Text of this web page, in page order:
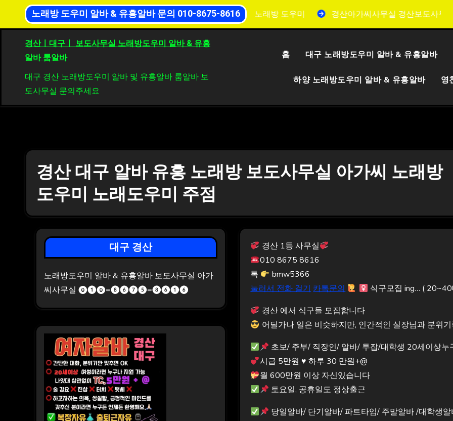
노래방 도우미 알바 & 유흥알바 문의 010-8675-8616
가씨 보도사무실 유흥알바 경산 알바 아가씨 사무실 유흥 노래방 도우미 경산아가씨사무실 경산보도사무실 유흥
경산ㅣ대구ㅣ 보도사무실 노래방도우미 알바 & 유흥
알바 룸알바
대구 경산 노래방도우미 알바 및 유흥알바 룸알바 보
도사무실 문의주세요
홈 대구 노래방도우미 알바 & 유흥알바
하양 노래방도우미 알바 & 유흥알바 영
경산 대구 알바 유흥 노래방 보도사무실 아가씨 노래방
도우미 노래도우미 주점
대구 경산
노래방도우미 알바 & 유흥알바 보도사무실 아가
씨사무실 ⓿❶⓿=❽❻❼❺=❽❻❶❻
경산 1등 사무실
010 8675 8616
톡
bmw5366
눌러서 전화 걸기 카톡문의
식구모집 ing… ( 20~40
경산 에서 식구들 모집합니다
어딜가나 일은 비슷하지만, 인간적인 실장님과 분위
초보/ 주부/ 직장인/ 알바/ 투잡/대학생 20세이상누
시급 5만원 ♥️ 하루 30 만원+@
월 600만원 이상 자신있습니다
토요일, 공휴일도 정상출근
당일알바/ 단기알바/ 파트타임/ 주말알바 /대학생